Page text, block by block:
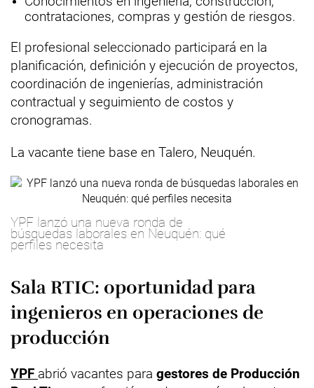
contrataciones, compras y gestión de riesgos.
El profesional seleccionado participará en la
planificación, definición y ejecución de proyectos,
coordinación de ingenierías, administración
contractual y seguimiento de costos y
cronogramas.
La vacante tiene base en Talero, Neuquén.
YPF lanzó una nueva ronda de
búsquedas laborales en Neuquén: qué
perfiles necesita
Sala RTIC: oportunidad para
ingenieros en operaciones de
producción
YPF abrió vacantes para gestores de Producción